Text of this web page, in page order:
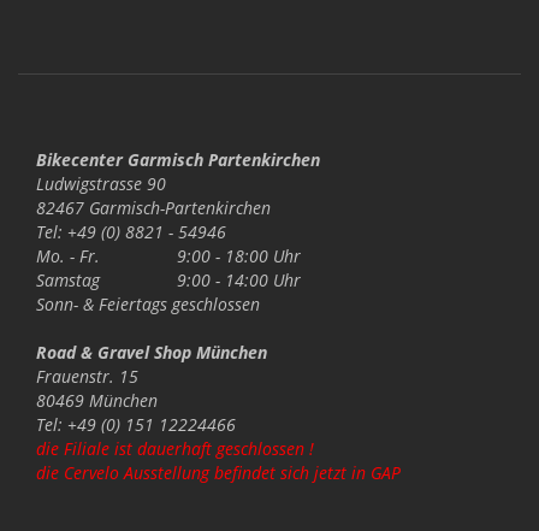
Bikecenter Garmisch Partenkirchen
Ludwigstrasse 90
82467 Garmisch-Partenkirchen
Tel: +49 (0) 8821 - 54946
Mo. - Fr.
9:00 - 18:00 Uhr
Samstag
9:00 - 14:00 Uhr
Sonn- & Feiertags geschlossen
Road & Gravel Shop München
Frauenstr. 15
80469 München
Tel: +49 (0) 151 12224466
die Filiale ist dauerhaft geschlossen !
die Cervelo Ausstellung befindet sich jetzt in GAP